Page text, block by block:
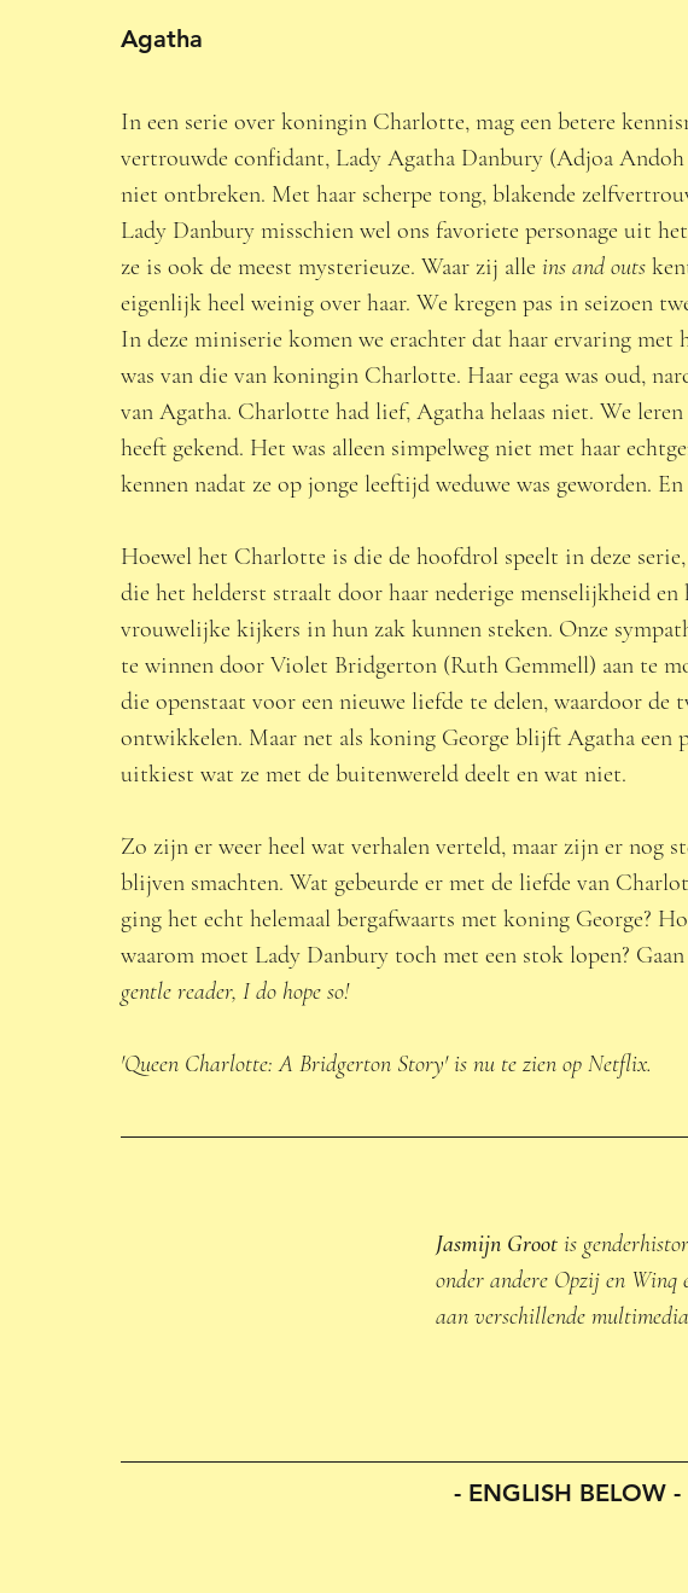
Agatha
In een serie over koningin Charlotte, mag een betere
vertrouwde confidant, Lady Agatha Danbury (Adjoa
niet ontbreken. Met haar scherpe tong, blakende
Lady Danbury misschien wel ons favoriete personage uit
ze is ook de meest mysterieuze. Waar zij alle ins and outs
eigenlijk heel weinig over haar. We kregen pas in seizoen
In deze miniserie komen we erachter dat haar ervaring met
was van die van koningin Charlotte. Haar eega was oud,
van Agatha. Charlotte had lief, Agatha helaas niet. We
heeft gekend. Het was alleen simpelweg niet met haar
kennen nadat ze op jonge leeftijd weduwe was geworden. En
Hoewel het Charlotte is die de hoofdrol speelt in deze
die het helderst straalt door haar nederige menselijkheid en
vrouwelijke kijkers in hun zak kunnen steken. Onze
te winnen door Violet Bridgerton (Ruth Gemmell) aan te
die openstaat voor een nieuwe liefde te delen, waardoor de
ontwikkelen. Maar net als koning George blijft Agatha een
uitkiest wat ze met de buitenwereld deelt en wat niet.
Zo zijn er weer heel wat verhalen verteld, maar zijn er nog
blijven smachten. Wat gebeurde er met de liefde van
ging het echt helemaal bergafwaarts met koning George?
waarom moet Lady Danbury toch met een stok lopen?
gentle reader, I do hope so!
'Queen Charlotte: A Bridgerton Story' is nu te zien op Netflix.
Jasmijn Groot is
onder andere Opzij en Winq
aan verschillende
- ENGLISH BELOW -